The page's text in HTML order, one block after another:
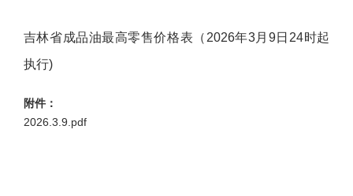
吉林省成品油最高零售价格表（2026年3月9日24时起
执行)
附件：
2026.3.9.pdf